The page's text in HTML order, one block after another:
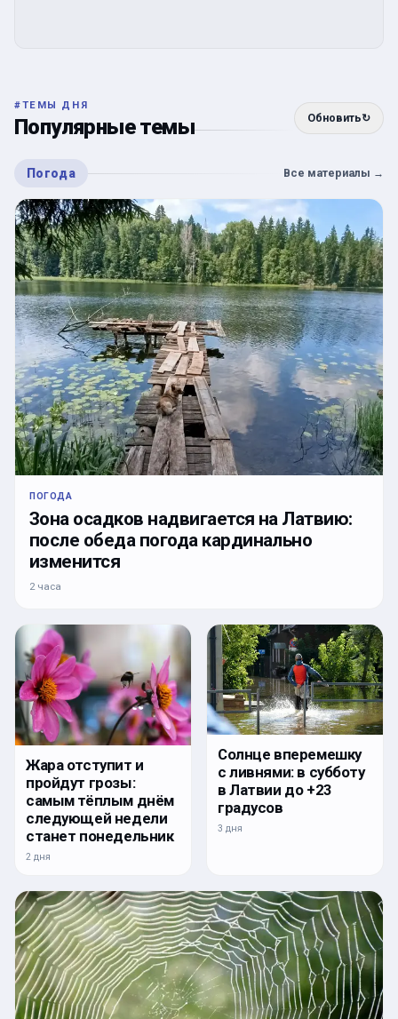
#ТЕМЫ ДНЯ
Популярные темы Обновить↻
Погода Все материалы →
ПОГОДА
Зона осадков надвигается на Латвию:
после обеда погода кардинально
изменится
2 часа
Жара отступит и
пройдут грозы:
самым тёплым днём
следующей недели
станет понедельник
2 дня
Солнце вперемешку
с ливнями: в субботу
в Латвии до +23
градусов
3 дня